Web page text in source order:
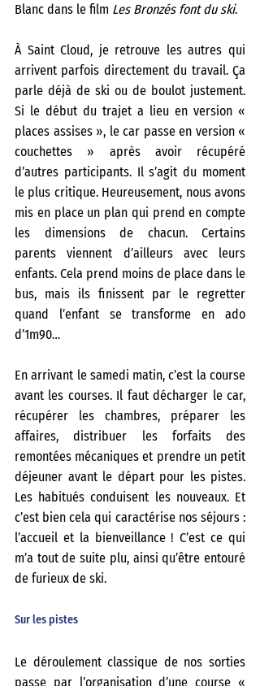
Blanc dans le film Les Bronzés font du ski.
À Saint Cloud, je retrouve les autres qui
arrivent parfois directement du travail. Ça
parle déjà de ski ou de boulot justement.
Si le début du trajet a lieu en version «
places assises », le car passe en version «
couchettes » après avoir récupéré
d’autres participants. Il s’agit du moment
le plus critique. Heureusement, nous avons
mis en place un plan qui prend en compte
les dimensions de chacun. Certains
parents viennent d’ailleurs avec leurs
enfants. Cela prend moins de place dans le
bus, mais ils finissent par le regretter
quand l’enfant se transforme en ado
d’1m90…
En arrivant le samedi matin, c’est la course
avant les courses. Il faut décharger le car,
récupérer les chambres, préparer les
affaires, distribuer les forfaits des
remontées mécaniques et prendre un petit
déjeuner avant le départ pour les pistes.
Les habitués conduisent les nouveaux. Et
c’est bien cela qui caractérise nos séjours :
l’accueil et la bienveillance ! C’est ce qui
m’a tout de suite plu, ainsi qu’être entouré
de furieux de ski.
Sur les pistes
Le déroulement classique de nos sorties
passe par l’organisation d’une course «